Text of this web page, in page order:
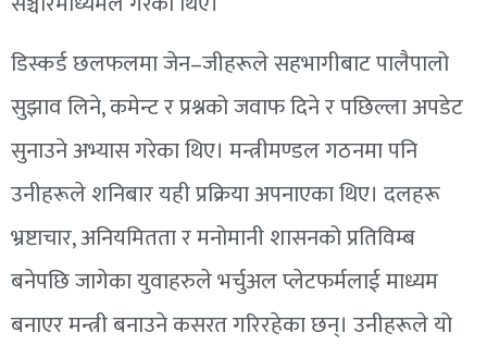
डिस्कर्ड छलफलमा जेन–जीहरूले सहभागीबाट पालैपालो
सुझाव लिने, कमेन्ट र प्रश्नको जवाफ दिने र पछिल्ला अपडेट
सुनाउने अभ्यास गरेका थिए। मन्त्रीमण्डल गठनमा पनि
उनीहरूले शनिबार यही प्रक्रिया अपनाएका थिए। दलहरू
भ्रष्टाचार, अनियमितता र मनोमानी शासनको प्रतिविम्ब
बनेपछि जागेका युवाहरुले भर्चुअल प्लेटफर्मलाई माध्यम
बनाएर मन्त्री बनाउने कसरत गरिरहेका छन्। उनीहरूले यो